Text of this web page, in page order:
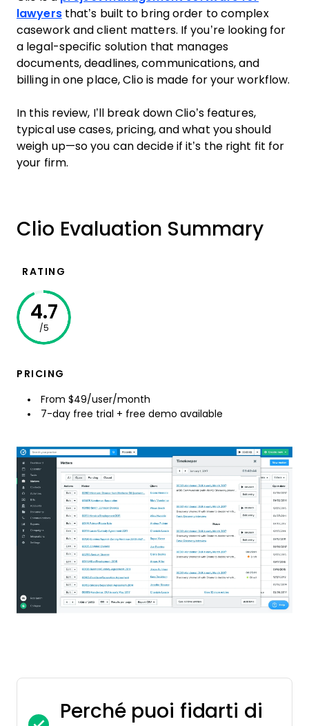
lawyersthat’s built to bring order to complex
casework and client matters. If you’re looking for
a legal-specific solution that manages
documents, deadlines, communications, and
billing in one place, Clio is made for your workflow.
In this review, I’ll break down Clio’s features,
typical use cases, pricing, and what you should
weigh up—so you can decide if it’s the right fit for
your firm.
Clio Evaluation Summary
RATING
4.7
/5
PRICING
From $49/user/month
7-day free trial + free demo available
Perché puoi fidarti di